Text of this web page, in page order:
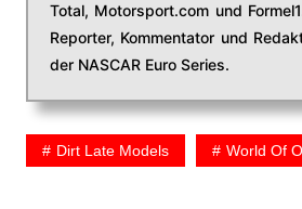
Total, Motorsport.com und
Reporter, Kommentator und
der NASCAR Euro Series.
Dirt Late Models World Of